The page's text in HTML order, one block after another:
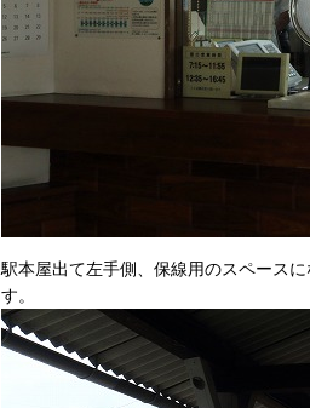
駅本屋出て左手側、保線用のスペース
す。